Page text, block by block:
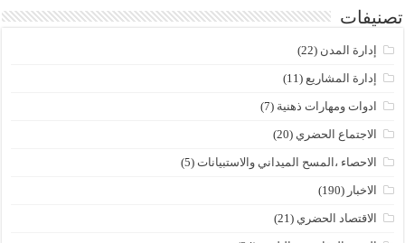
تصنيفات
إدارة المدن (22)
إدارة المشاريع (11)
ادوات ومهارات ذهنية (7)
الاجتماع الحضري (20)
الاحصاء ،المسح الميداني والاستبيانات (5)
الاخبار (190)
الاقتصاد الحضري (21)